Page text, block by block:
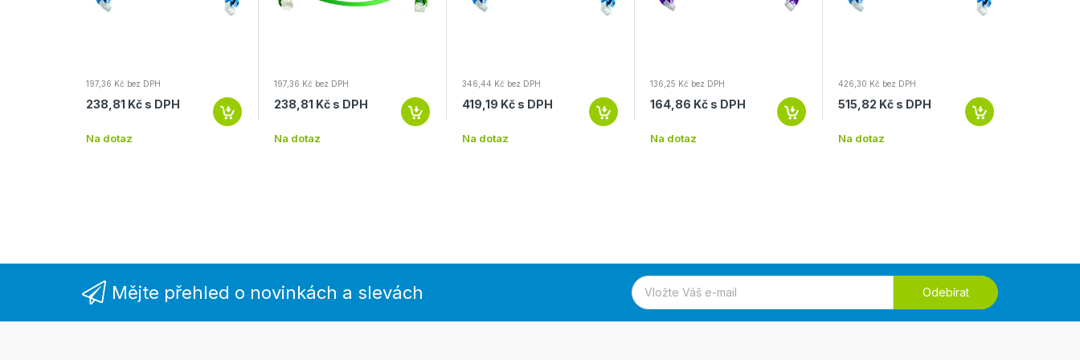
197,36 Kč bez DPH
238,81 Kč s DPH
Na dotaz
197,36 Kč bez DPH
238,81 Kč s DPH
Na dotaz
346,44 Kč bez DPH
419,19 Kč s DPH
Na dotaz
136,25 Kč bez DPH
164,86 Kč s DPH
Na dotaz
426,30 Kč bez DPH
515,82 Kč s DPH
Na dotaz
Mějte přehled o novinkách a slevách Odebírat